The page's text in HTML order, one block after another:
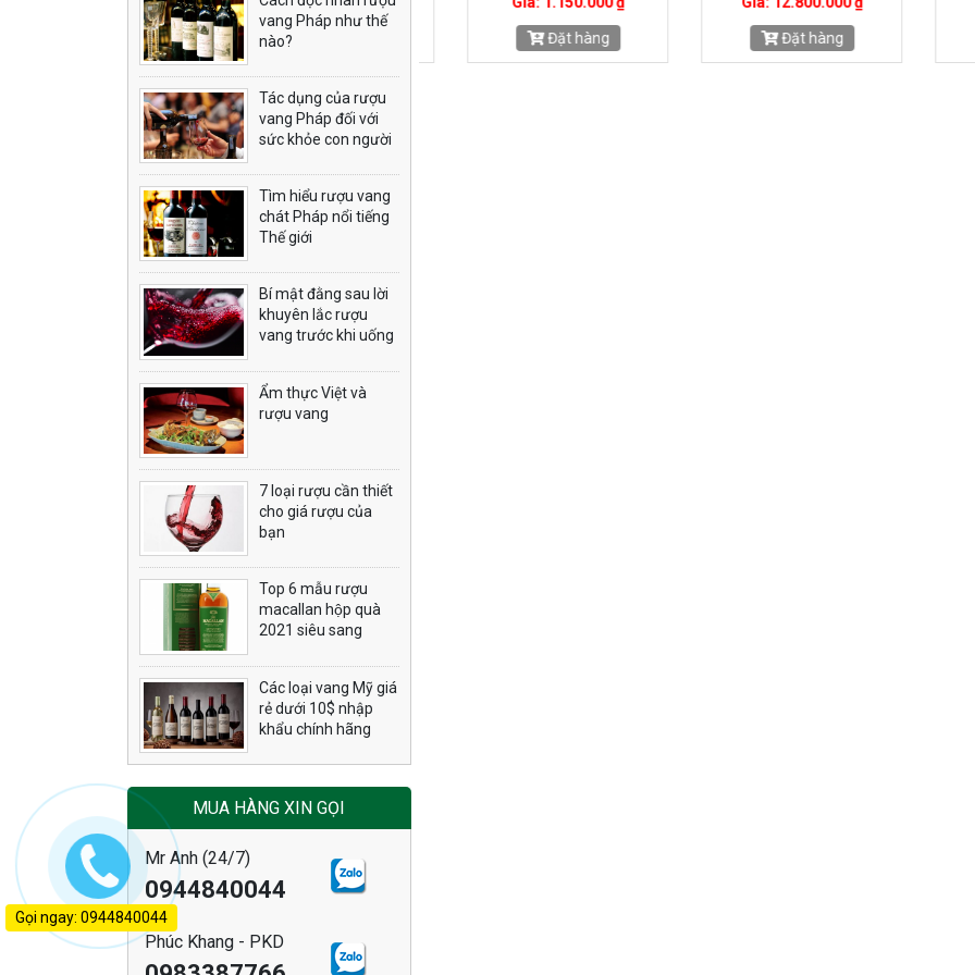
Đặt hàng Đặt hàng Đặt hàng
vang Pháp như thế
nào?
Tác dụng của rượu
vang Pháp đối với
sức khỏe con người
Tìm hiểu rượu vang
chát Pháp nổi tiếng
Thế giới
Bí mật đằng sau lời
khuyên lắc rượu
vang trước khi uống
Ẩm thực Việt và
rượu vang
7 loại rượu cần thiết
cho giá rượu của
bạn
Top 6 mẫu rượu
macallan hộp quà
2021 siêu sang
Các loại vang Mỹ giá
rẻ dưới 10$ nhập
khẩu chính hãng
MUA HÀNG XIN GỌI
Mr Anh (24/7)
0944840044
Phúc Khang - PKD
Gọi ngay: 0944840044